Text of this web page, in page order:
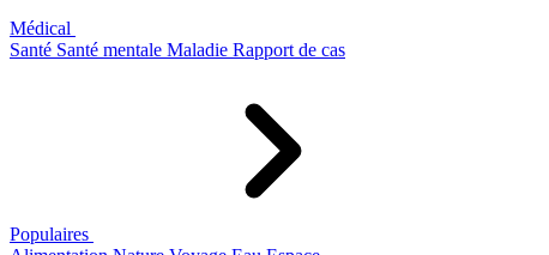
Médical
Santé Santé mentale Maladie Rapport de cas
Populaires